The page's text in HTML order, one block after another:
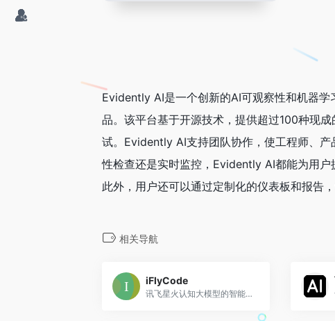
Evidently AI是一个创新的AI可观察性和机器
品。该平台基于开源技术，提供超过100种现
试。Evidently AI支持团队协作，使工程师、
性检查还是实时监控，Evidently AI都能为用户
此外，用户还可以通过定制化的仪表板和报告
相关导航
iFlyCode
讯飞星火认知大模型的智能编程工具